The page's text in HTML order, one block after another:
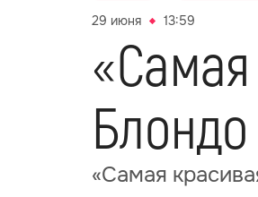
29 июня 13:59
«Самая